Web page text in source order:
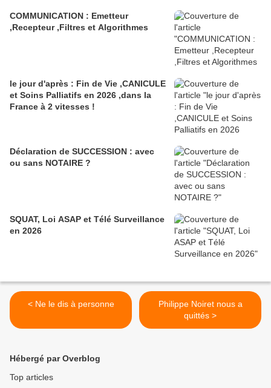
COMMUNICATION : Emetteur
,Recepteur ,Filtres et Algorithmes
le jour d'après : Fin de Vie ,CANICULE
et Soins Palliatifs en 2026 ,dans la
France à 2 vitesses !
Déclaration de SUCCESSION : avec
ou sans NOTAIRE ?
SQUAT, Loi ASAP et Télé Surveillance
en 2026
< Ne le dis à personne
Philippe Noiret nous a
quittés >
Hébergé par Overblog
Top articles